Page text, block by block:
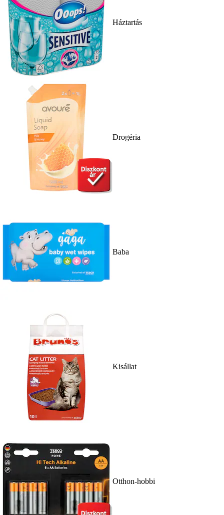
Háztartás
Drogéria
Baba
Kisállat
Otthon-hobbi